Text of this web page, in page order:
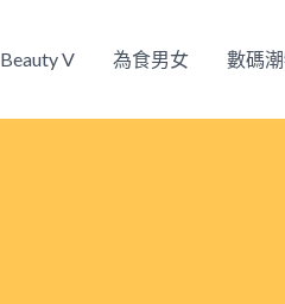
Beauty V 為食男女 數碼